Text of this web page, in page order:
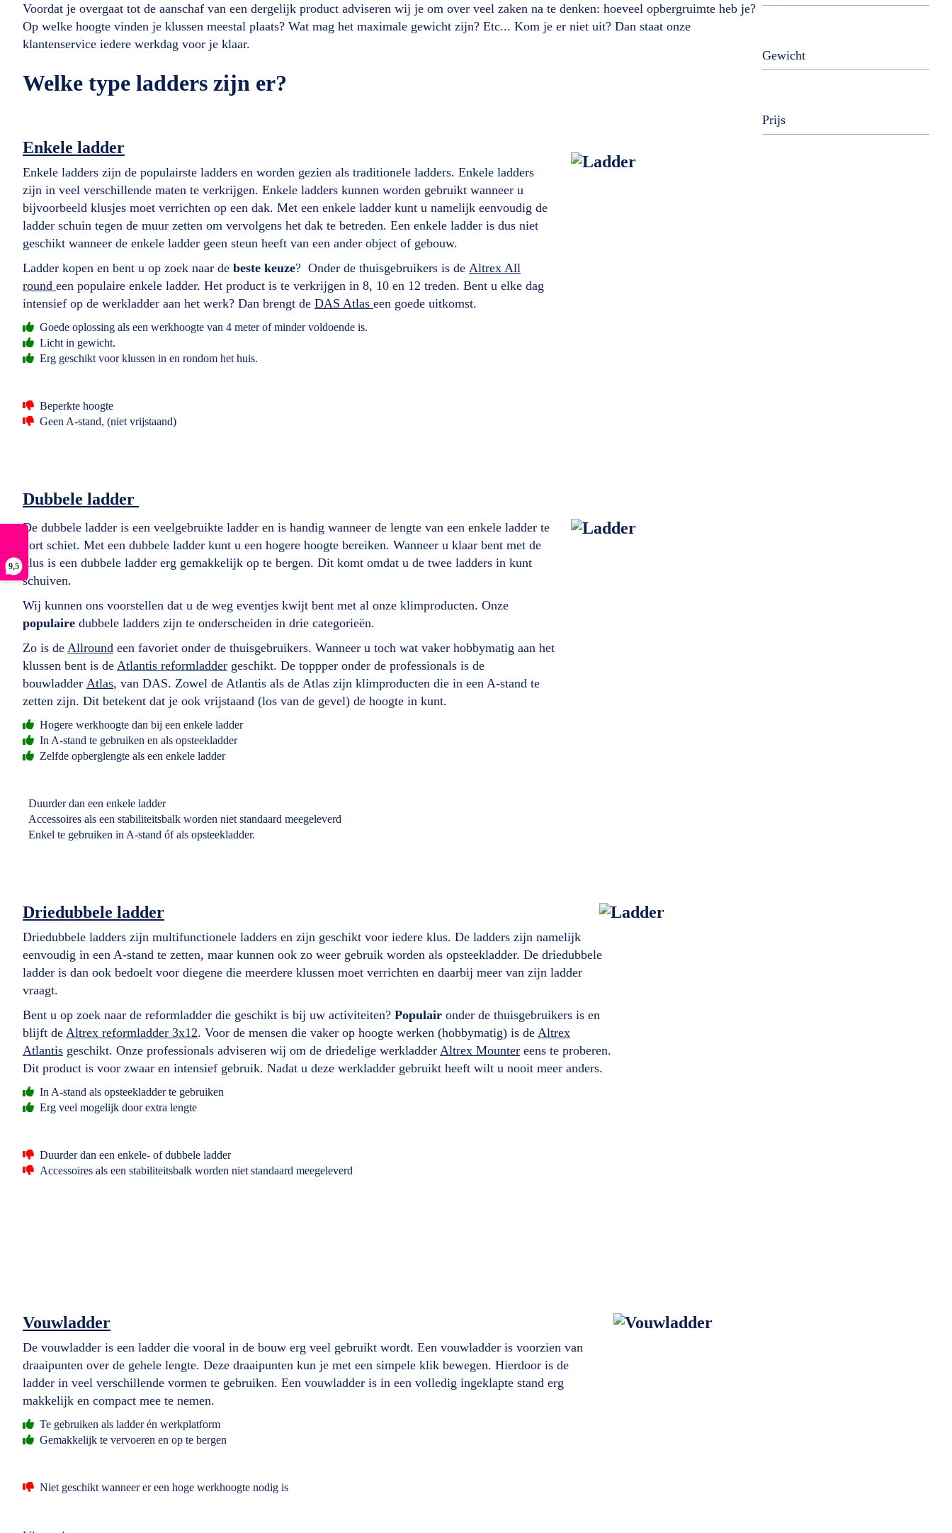
9,5
Voordat je overgaat tot de aanschaf van een dergelijk product adviseren wij je om over veel zaken na te denken: hoeveel opbergruimte heb je?
Op welke hoogte vinden je klussen meestal plaats? Wat mag het maximale gewicht zijn? Etc... Kom je er niet uit? Dan staat onze
klantenservice iedere werkdag voor je klaar.
Welke type ladders zijn er?
Enkele ladder
Enkele ladders zijn de populairste ladders en worden gezien als traditionele ladders. Enkele ladders
zijn in veel verschillende maten te verkrijgen. Enkele ladders kunnen worden gebruikt wanneer u
bijvoorbeeld klusjes moet verrichten op een dak. Met een enkele ladder kunt u namelijk eenvoudig de
ladder schuin tegen de muur zetten om vervolgens het dak te betreden. Een enkele ladder is dus niet
geschikt wanneer de enkele ladder geen steun heeft van een ander object of gebouw.
Ladder kopen en bent u op zoek naar de beste keuze? Onder de thuisgebruikers is de Altrex All
round een populaire enkele ladder. Het product is te verkrijgen in 8, 10 en 12 treden. Bent u elke dag
intensief op de werkladder aan het werk? Dan brengt de DAS Atlas een goede uitkomst.
Goede oplossing als een werkhoogte van 4 meter of minder voldoende is.
Licht in gewicht.
Erg geschikt voor klussen in en rondom het huis.
Beperkte hoogte
Geen A-stand, (niet vrijstaand)
Dubbele ladder
De dubbele ladder is een veelgebruikte ladder en is handig wanneer de lengte van een enkele ladder te
kort schiet. Met een dubbele ladder kunt u een hogere hoogte bereiken. Wanneer u klaar bent met de
klus is een dubbele ladder erg gemakkelijk op te bergen. Dit komt omdat u de twee ladders in kunt
schuiven.
Wij kunnen ons voorstellen dat u de weg eventjes kwijt bent met al onze klimproducten. Onze
populaire dubbele ladders zijn te onderscheiden in drie categorieën.
Zo is de Allround een favoriet onder de thuisgebruikers. Wanneer u toch wat vaker hobbymatig aan het
klussen bent is de Atlantis reformladder geschikt. De toppper onder de professionals is de
bouwladder Atlas, van DAS. Zowel de Atlantis als de Atlas zijn klimproducten die in een A-stand te
zetten zijn. Dit betekent dat je ook vrijstaand (los van de gevel) de hoogte in kunt.
Hogere werkhoogte dan bij een enkele ladder
In A-stand te gebruiken en als opsteekladder
Zelfde opberglengte als een enkele ladder
Duurder dan een enkele ladder
Accessoires als een stabiliteitsbalk worden niet standaard meegeleverd
Enkel te gebruiken in A-stand óf als opsteekladder.
Driedubbele ladder
Driedubbele ladders zijn multifunctionele ladders en zijn geschikt voor iedere klus. De ladders zijn namelijk
eenvoudig in een A-stand te zetten, maar kunnen ook zo weer gebruik worden als opsteekladder. De driedubbele
ladder is dan ook bedoelt voor diegene die meerdere klussen moet verrichten en daarbij meer van zijn ladder
vraagt.
Bent u op zoek naar de reformladder die geschikt is bij uw activiteiten? Populair onder de thuisgebruikers is en
blijft de Altrex reformladder 3x12. Voor de mensen die vaker op hoogte werken (hobbymatig) is de Altrex
Atlantis geschikt. Onze professionals adviseren wij om de driedelige werkladder Altrex Mounter eens te proberen.
Dit product is voor zwaar en intensief gebruik. Nadat u deze werkladder gebruikt heeft wilt u nooit meer anders.
In A-stand als opsteekladder te gebruiken
Erg veel mogelijk door extra lengte
Duurder dan een enkele- of dubbele ladder
Accessoires als een stabiliteitsbalk worden niet standaard meegeleverd
Vouwladder
De vouwladder is een ladder die vooral in de bouw erg veel gebruikt wordt. Een vouwladder is voorzien van
draaipunten over de gehele lengte. Deze draaipunten kun je met een simpele klik bewegen. Hierdoor is de
ladder in veel verschillende vormen te gebruiken. Een vouwladder is in een volledig ingeklapte stand erg
makkelijk en compact mee te nemen.
Te gebruiken als ladder én werkplatform
Gemakkelijk te vervoeren en op te bergen
Niet geschikt wanneer er een hoge werkhoogte nodig is
Gewicht
Prijs